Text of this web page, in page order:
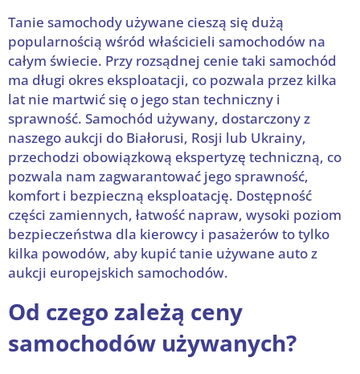
Tanie samochody używane cieszą się dużą
popularnością wśród właścicieli samochodów na
całym świecie. Przy rozsądnej cenie taki samochód
ma długi okres eksploatacji, co pozwala przez kilka
lat nie martwić się o jego stan techniczny i
sprawność. Samochód używany, dostarczony z
naszego aukcji do Białorusi, Rosji lub Ukrainy,
przechodzi obowiązkową ekspertyzę techniczną, co
pozwala nam zagwarantować jego sprawność,
komfort i bezpieczną eksploatację. Dostępność
części zamiennych, łatwość napraw, wysoki poziom
bezpieczeństwa dla kierowcy i pasażerów to tylko
kilka powodów, aby kupić tanie używane auto z
aukcji europejskich samochodów.
Od czego zależą ceny
samochodów używanych?